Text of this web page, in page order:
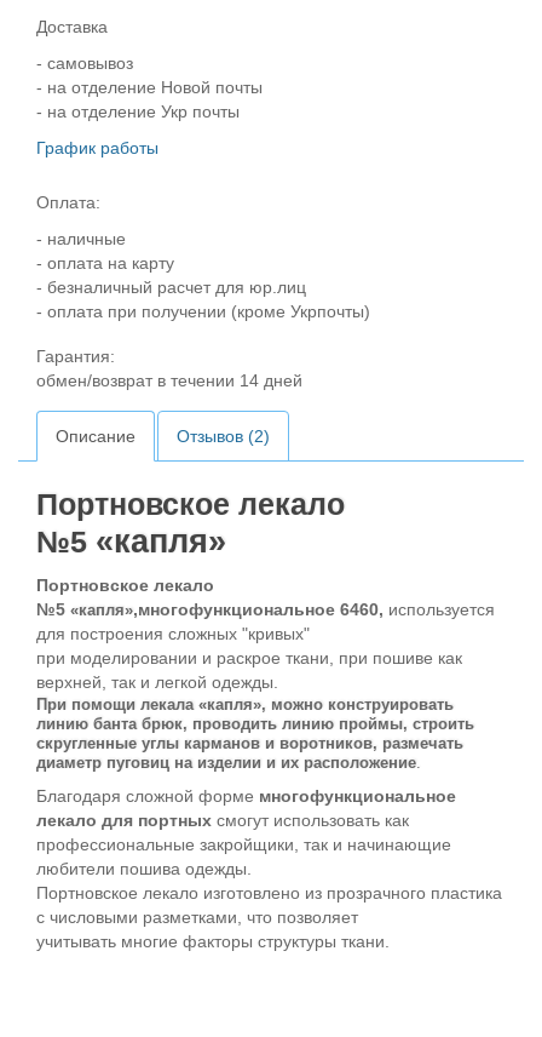
Доставка
- самовывоз
- на отделение Новой почты
- на отделение Укр почты
График работы
Оплата:
- наличные
- оплата на карту
- безналичный расчет для юр.лиц
- оплата при получении (кроме Укрпочты)
Гарантия:
обмен/возврат в течении 14 дней
Описание Отзывов (2)
Портновское лекало
№5 «капля»
Портновское лекало
№5 «капля»,многофункциональное 6460, используется
для построения сложных "кривых"
при моделировании и раскрое ткани, при пошиве как
верхней, так и легкой одежды.
При помощи лекала «капля», можно конструировать
линию банта брюк, проводить линию проймы, строить
скругленные углы карманов и воротников, размечать
диаметр пуговиц на изделии и их расположение.
Благодаря сложной форме многофункциональное
лекало для портных смогут использовать как
профессиональные закройщики, так и начинающие
любители пошива одежды.
Портновское лекало изготовлено из прозрачного пластика
с числовыми разметками, что позволяет
учитывать многие факторы структуры ткани.